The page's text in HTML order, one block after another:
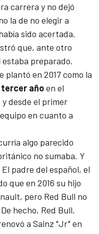
carrera y no dejó
la de no elegir a
sido acertada.
que, ante otro
preparado.
plantó en 2017 como la
tercer añoen el
desde el primer
en cuanto a
algo parecido
no sumaba. Y
padre del español, el
que en 2016 su hijo
, pero Red Bull no
hecho, Red Bull,
a Sainz "Jr" en